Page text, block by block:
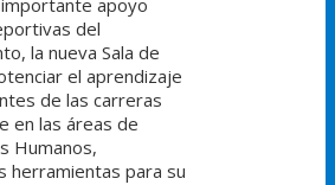
importante apoyo
del
la nueva Sala de
el aprendizaje
de las carreras
en las áreas de
Humanos,
herramientas para su